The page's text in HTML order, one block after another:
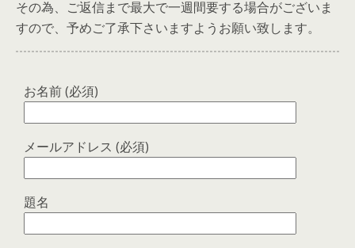
その為、ご返信まで最大で一週間要する場合がございま
すので、予めご了承下さいますようお願い致します。
お名前 (必須)
メールアドレス (必須)
題名